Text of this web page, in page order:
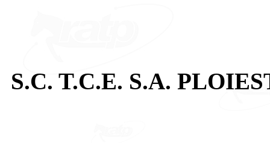
S.C. T.C.E. S.A.